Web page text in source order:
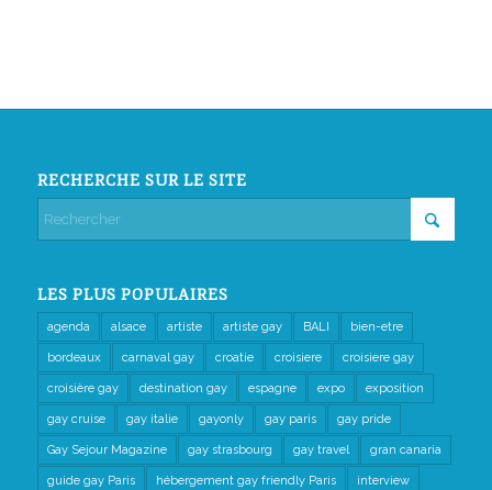
RECHERCHE SUR LE SITE
LES PLUS POPULAIRES
agenda alsace artiste artiste gay BALI bien-etre
bordeaux carnaval gay croatie croisiere croisiere gay
croisière gay destination gay espagne expo exposition
gay cruise gay italie gayonly gay paris gay pride
Gay Sejour Magazine gay strasbourg gay travel gran canaria
guide gay Paris hébergement gay friendly Paris interview